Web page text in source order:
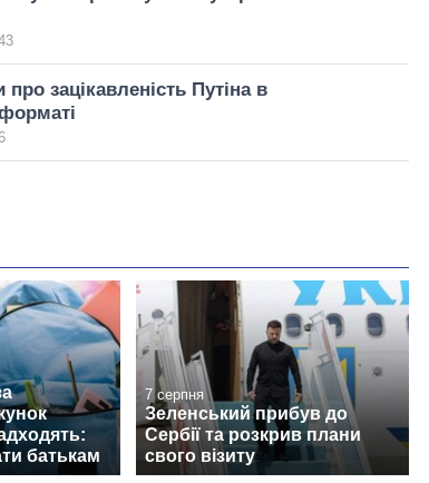
зацікавленість Путіна в
батькам
7 серпня
Зеленський прибув до
Сербії та розкрив плани
свого візиту